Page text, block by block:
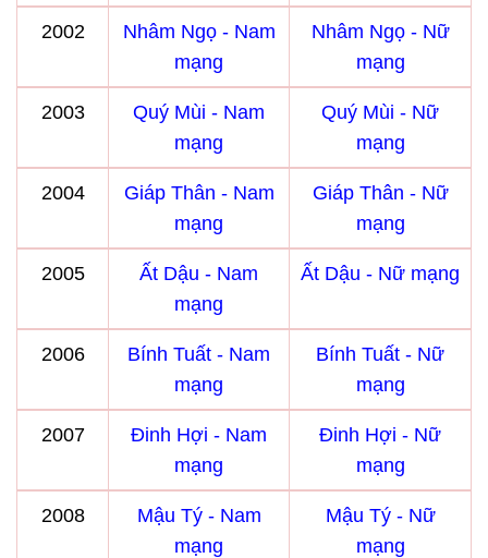
2002
Nhâm Ngọ - Nam
mạng
Nhâm Ngọ - Nữ
mạng
2003
Quý Mùi - Nam
mạng
Quý Mùi - Nữ
mạng
2004
Giáp Thân - Nam
mạng
Giáp Thân - Nữ
mạng
2005
Ất Dậu - Nam
mạng
Ất Dậu - Nữ mạng
2006
Bính Tuất - Nam
mạng
Bính Tuất - Nữ
mạng
2007
Đinh Hợi - Nam
mạng
Đinh Hợi - Nữ
mạng
2008
Mậu Tý - Nam
mạng
Mậu Tý - Nữ
mạng